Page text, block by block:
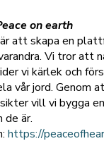
on earth
att skapa en
Vi tror att
vi kärlek och
vår jord. Genom
vill vi bygga
de är.
https://